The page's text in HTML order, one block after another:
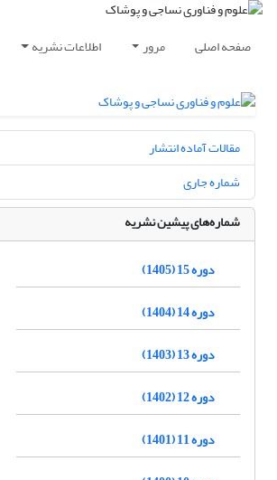
صفحه اصلی مرور اطلاعات نشریه
مقالات آماده انتشار
شماره جاری
شماره‌های پیشین نشریه
دوره 15 (1405)
دوره 14 (1404)
دوره 13 (1403)
دوره 12 (1402)
دوره 11 (1401)